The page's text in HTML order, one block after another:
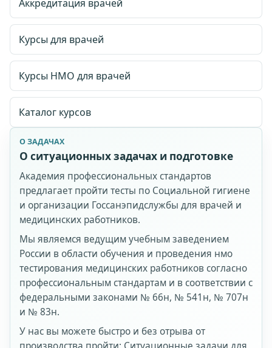
Аккредитация врачей
Курсы для врачей
Курсы НМО для врачей
Каталог курсов
О ЗАДАЧАХ
О ситуационных задачах и подготовке
Академия профессиональных стандартов
предлагает пройти тесты по Социальной гигиене
и организации Госсанэпидслужбы для врачей и
медицинских работников.
Мы являемся ведущим учебным заведением
России в области обучения и проведения нмо
тестирования медицинских работников согласно
профессиональным стандартам и в соответствии с
федеральными законами № 66н, № 541н, № 707н
и № 83н.
У нас вы можете быстро и без отрыва от